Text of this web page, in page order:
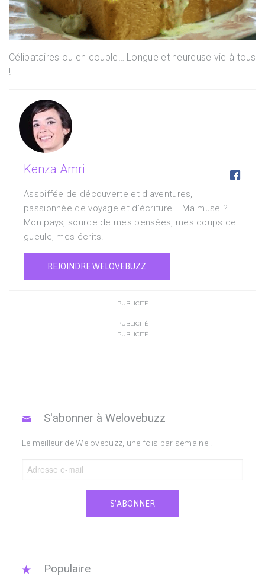
Célibataires ou en couple… Longue et heureuse vie à tous
!
Kenza Amri 
Assoiffée de découverte et d’aventures,
passionnée de voyage et d’écriture... Ma muse ?
Mon pays, source de mes pensées, mes coups de
gueule, mes écrits.
REJOINDRE WELOVEBUZZ
PUBLICITÉ
PUBLICITÉ
PUBLICITÉ
S'abonner à Welovebuzz
Le meilleur de Welovebuzz, une fois par semaine !
S'ABONNER
Populaire